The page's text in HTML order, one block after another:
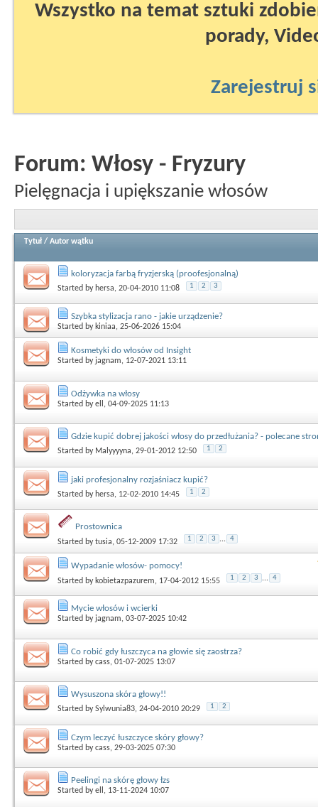
Wszystko na temat sztuki
porady,
Zarejestruj
Forum: Włosy - Fryzury
Pielęgnacja i upiększanie włosów
Tytuł / Autor wątku
koloryzacja farbą fryzjerską (proofesjonalną)
Started by hersa, 20-04-2010 11:08 1 2 3
Szybka stylizacja rano - jakie urządzenie?
Started by kiniaa, 25-06-2026 15:04
Kosmetyki do włosów od Insight
Started by jagnam, 12-07-2021 13:11
Odżywka na włosy
Started byell , 04-09-2025 11:13
Gdzie kupić dobrej jakości włosy do przedłużania? - polecane
Started by Malyyyyna, 29-01-2012 12:50 1 2
jaki profesjonalny rozjaśniacz kupić?
Started by hersa, 12-02-2010 14:45 1 2
Prostownica
Started bytusia, 05-12-2009 17:32 1 2 3 ... 4
Wypadanie włosów- pomocy!
Started by kobietazpazurem, 17-04-2012 15:55 1 2 3 ... 4
Mycie włosów i wcierki
Started by jagnam, 03-07-2025 10:42
Co robić gdy łuszczyca na głowie się zaostrza?
Started bycass, 01-07-2025 13:07
Wysuszona skóra głowy!!
Started bySylwunia83, 24-04-2010 20:29 1 2
Czym leczyć łuszczyce skóry głowy?
Started bycass, 29-03-2025 07:30
Peelingi na skórę głowy łzs
Started byell , 13-11-2024 10:07